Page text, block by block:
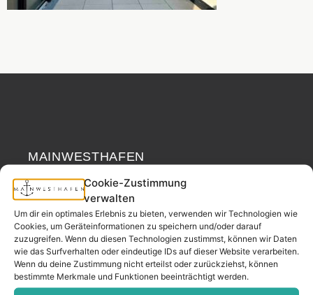
Cookie-Zustimmung
verwalten
Um dir ein optimales Erlebnis zu bieten, verwenden wir Technologien wie
Cookies, um Geräteinformationen zu speichern und/oder darauf
zuzugreifen. Wenn du diesen Technologien zustimmst, können wir Daten
wie das Surfverhalten oder eindeutige IDs auf dieser Website verarbeiten.
Wenn du deine Zustimmung nicht erteilst oder zurückziehst, können
bestimmte Merkmale und Funktionen beeinträchtigt werden.
MAINWESTHAFEN
IMMOBILIEN
Ihr Immobilienpartner
aus der
Nachbarschaft.
– seit 2017.
Widerrufsrecht